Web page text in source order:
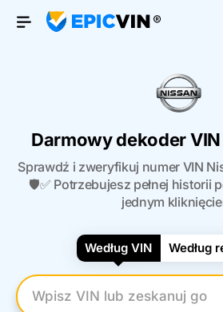
Otwórz menu
Darmowy dekoder
Sprawdź i zweryfikuj numer VIN
🛡️✅ Potrzebujesz pełnej historii
jednym
Według VIN Według
Wpisz numer VIN